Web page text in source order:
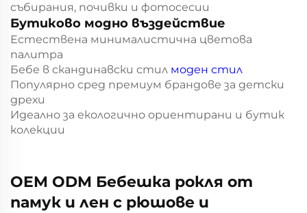
събирания, почивки и фотосесии
Бутиково модно въздействие
Естествена минималистична цветова
палитра
Бебе в скандинавски стил моден стил
Популярно сред премиум брандове за детски
дрехи
Идеално за екологично ориентирани и бутик
колекции
OEM ODM Бебешка рокля от
памук и лен с рюшове и